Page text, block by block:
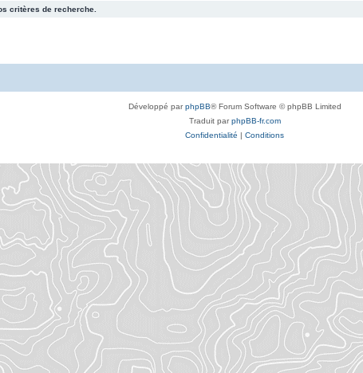
critères de recherche.
Développé parphpBB® Forum Software © phpBB Limited
Traduit parphpBB-fr.com
Confidentialité | Conditions